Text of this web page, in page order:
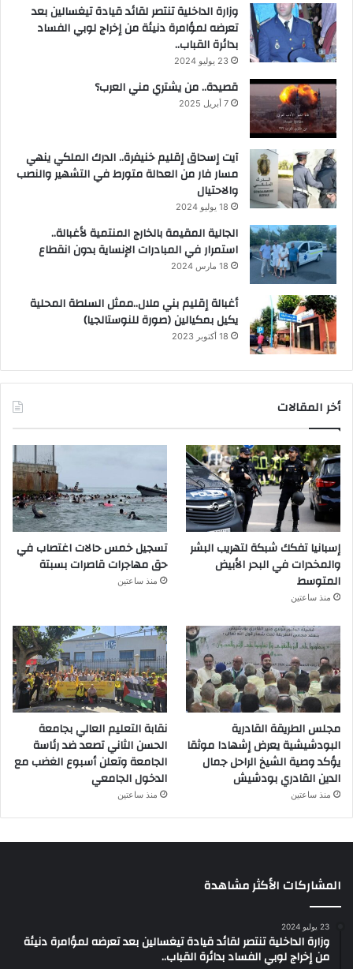
وزارة الداخلية تنتصر لقائد قيادة تيغسالين بعد
تعرضه لمؤامرة دنيئة من إخراج لوبي الفساد
بدائرة القباب..
23 يوليو 2024
قصيدة.. من يشتري مني العرب؟
7 أبريل 2025
آيت إسحاق إقليم خنيفرة.. الدرك الملكي ينهي
مسار فار من العدالة متورط في التشهير والنصب
والاحتيال
18 يوليو 2024
الجالية المقيمة بالخارج المنتمية لأغبالة..
استمرار في المبادرات الإنساية بدون انقطاع
18 مارس 2024
أغبالة إقليم بني ملال..ممثل السلطة المحلية
يكيل بمكيالين (صورة للنوستالجيا)
18 أكتوبر 2023
أخر المقالات
إسبانيا تفكك شبكة لتهريب البشر
والمخدرات في البحر الأبيض
المتوسط
منذ ساعتين
تسجيل خمس حالات اغتصاب في
حق مهاجرات قاصرات بسبتة
منذ ساعتين
مجلس الطريقة القادرية
البودشيشية يعرض إشهادا موثقا
يؤكد وصية الشيخ الراحل جمال
الدين القادري بودشيش
منذ ساعتين
نقابة التعليم العالي بجامعة
الحسن الثاني تصعد ضد رئاسة
الجامعة وتعلن أسبوع الغضب مع
الدخول الجامعي
منذ ساعتين
المشاركات الأكثر مشاهدة
23 يوليو 2024
وزارة الداخلية تنتصر لقائد قيادة تيغسالين بعد تعرضه لمؤامرة دنيئة
من إخراج لوبي الفساد بدائرة القباب..